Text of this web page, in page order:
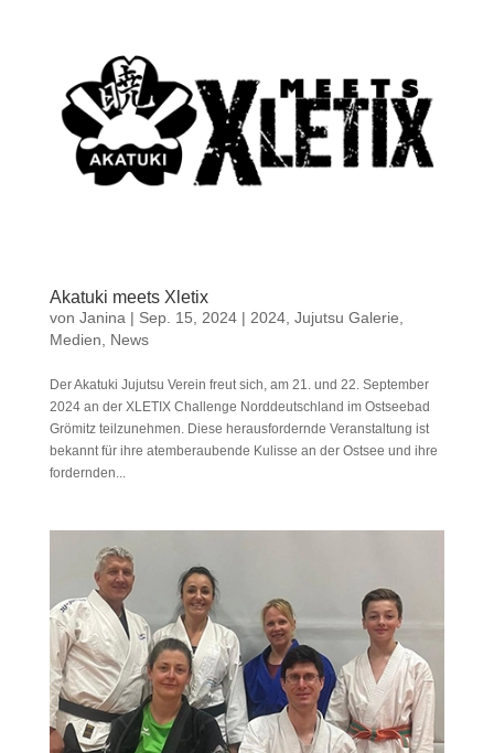
Akatuki meets Xletix
von Janina | Sep. 15, 2024| 2024, Jujutsu Galerie
Medien
News
Der Akatuki Jujutsu Verein freut sich, am 21. und 22. September
2024 an der XLETIX Challenge Norddeutschland im Ostseebad
Grömitz teilzunehmen. Diese herausfordernde Veranstaltung ist
bekannt für ihre atemberaubende Kulisse an der Ostsee und ihre
fordernden...